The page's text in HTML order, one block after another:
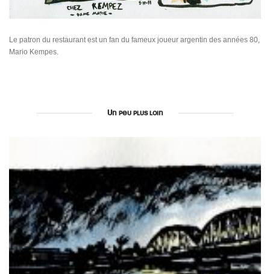
Le patron du restaurant est un fan du fameux joueur argentin des années 80,
Mario Kempes.
Un peu plus loin